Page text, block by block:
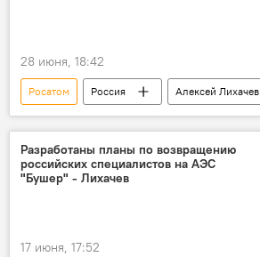
28 июня, 18:42
Росатом Россия Алексей Лихачев
Разработаны планы по возвращению
российских специалистов на АЭС
"Бушер" - Лихачев
17 июня, 17:52